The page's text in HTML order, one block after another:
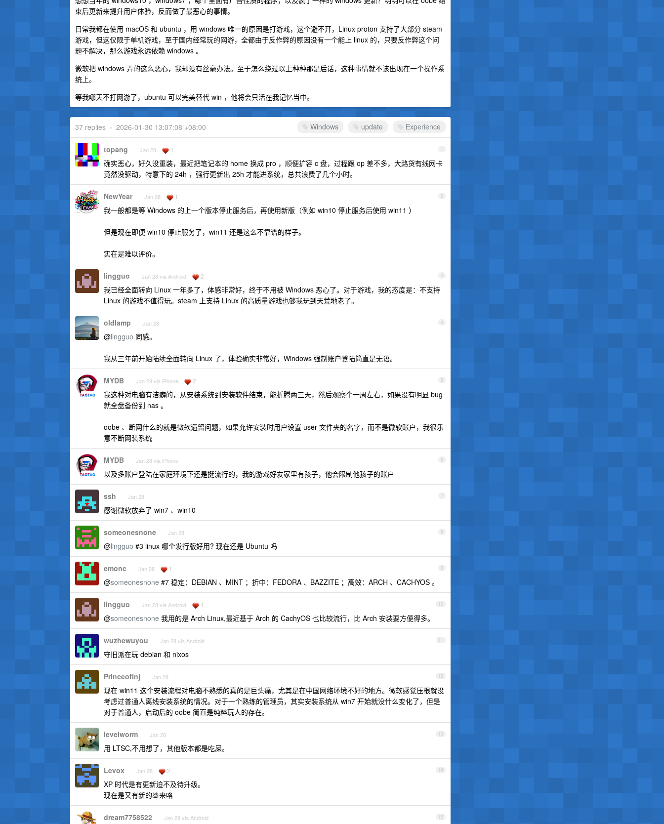
束后更新来提升用户体验，反而做了最恶心的事情。
日常我都在使用 macOS 和 ubuntu ，用 windows 唯一的原因是打游戏，这个避不开，Linux proton 支持了大部分 steam
游戏，但这仅限于单机游戏，至于国内经常玩的网游，全都由于反作弊的原因没有一个能上 linux 的，只要反作弊这个问
题不解决，那么游戏永远依赖 windows 。
微软把 windows 弄的这么恶心，我却没有丝毫办法。至于怎么绕过以上种种那是后话，这种事情就不该出现在一个操作系
统上。
等我哪天不打网游了，ubuntu 可以完美替代 win ，他将会只活在我记忆当中。
Windows update Experience
37 replies • 2026-01-30 13:07:08 +08:00
1
topang Jan 28 1
确实恶心，好久没重装，最近把笔记本的 home 换成 pro ，顺便扩容 c 盘，过程跟 op 差不多，大路货有线网卡
竟然没驱动，特意下的 24h ，强行更新出 25h 才能进系统，总共浪费了几个小时。
2
NewYear Jan 28 1
我一般都是等 Windows 的上一个版本停止服务后，再使用新版（例如 win10 停止服务后使用 win11 ）
但是现在即便 win10 停止服务了，win11 还是这么不靠谱的样子。
实在是难以评价。
3
lingguo Jan 28 via Android 2
我已经全面转向 Linux 一年多了，体感非常好，终于不用被 Windows 恶心了。对于游戏，我的态度是：不支持
Linux 的游戏不值得玩。steam 上支持 Linux 的高质量游戏也够我玩到天荒地老了。
4
oldlamp Jan 28
@lingguo 同感。
我从三年前开始陆续全面转向 Linux 了，体验确实非常好，Windows 强制账户登陆简直是无语。
5
MYDB Jan 28 via iPhone 2
我这种对电脑有洁癖的，从安装系统到安装软件结束，能折腾两三天，然后观察个一周左右，如果没有明显 bug
就全盘备份到 nas 。
oobe 、断网什么的就是微软遗留问题，如果允许安装时用户设置 user 文件夹的名字，而不是微软账户，我很乐
意不断网装系统
6
MYDB Jan 28 via iPhone
以及多账户登陆在家庭环境下还是挺流行的，我的游戏好友家里有孩子，他会限制他孩子的账户
7
ssh Jan 28
感谢微软放弃了 win7 、win10
8
someonesnone Jan 28
@lingguo #3 linux 哪个发行版好用? 现在还是 Ubuntu 吗
9
emonc Jan 28 1
@someonesnone #7 稳定：DEBIAN 、MINT ；折中：FEDORA 、BAZZITE ；高效：ARCH 、CACHYOS 。
10
lingguo Jan 28 via Android 1
@someonesnone 我用的是 Arch Linux,最近基于 Arch 的 CachyOS 也比较流行，比 Arch 安装要方便得多。
11
wuzhewuyou Jan 28 via Android
守旧派在玩 debian 和 nixos
12
PrinceofInj Jan 28
现在 win11 这个安装流程对电脑不熟悉的真的是巨头痛，尤其是在中国网络环境不好的地方。微软感觉压根就没
考虑过普通人离线安装系统的情况。对于一个熟练的管理员，其实安装系统从 win7 开始就没什么变化了，但是
对于普通人，启动后的 oobe 简直是纯粹玩人的存在。
13
levelworm Jan 28
用 LTSC,不用想了，其他版本都是吃屎。
14
Levox Jan 28 2
XP 时代是有更新迫不及待升级。
现在是又有新的💩来咯
15
dream7758522 Jan 28 via Android